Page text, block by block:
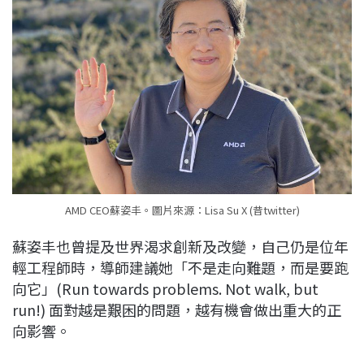
AMD CEO蘇姿丰。圖片來源：Lisa Su X (昔twitter)
蘇姿丰也曾提及世界渴求創新及改變，自己仍是位年
輕工程師時，導師建議她「不是走向難題，而是要跑
向它」(Run towards problems. Not walk, but
run!) 面對越是艱困的問題，越有機會做出重大的正
向影響。